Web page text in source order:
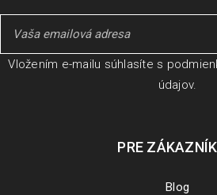
Vložením e-mailu súhlasíte s
údajov.
PRE
Blog